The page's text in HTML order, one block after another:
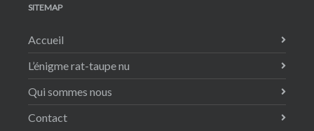
SITEMAP
Accueil
L’énigme rat-taupe nu
Qui sommes nous
Contact